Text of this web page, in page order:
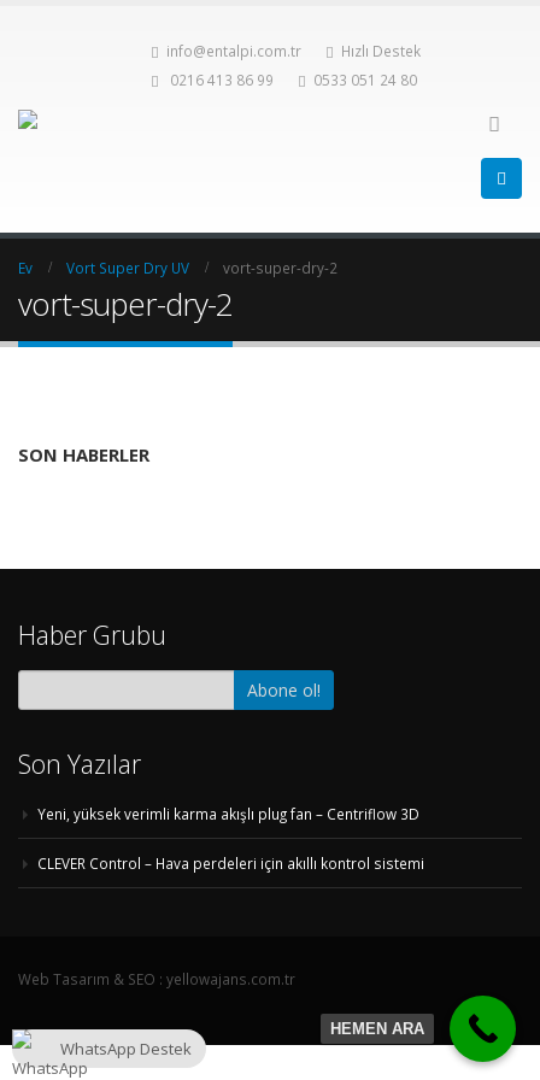
info@entalpi.com.tr
Hızlı Destek
0216 413 86 99
0533 051 24 80
Ev Vort Super Dry UV vort-super-dry-2
vort-super-dry-2
SON HABERLER
Haber Grubu
Son Yazılar
Yeni, yüksek verimli karma akışlı plug fan – Centriflow 3D
CLEVER Control – Hava perdeleri için akıllı kontrol sistemi
Web Tasarım & SEO : yellowajans.com.tr
WhatsApp Destek
HEMEN ARA